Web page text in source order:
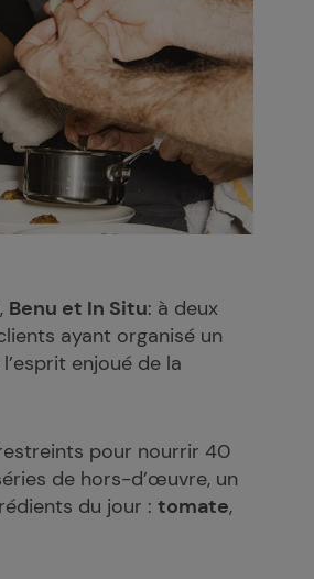
Benu et In Situ: à deux
ayant organisé un
enjoué de la
pour nourrir 40
de hors-d’œuvre, un
du jour : tomate,